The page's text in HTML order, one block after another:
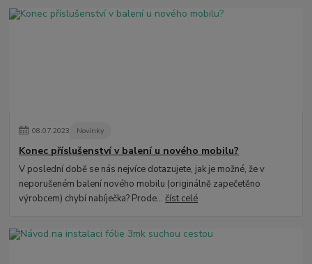
08.07.2023 Novinky
Konec příslušenství v balení u nového mobilu?
V poslední době se nás nejvíce dotazujete, jak je možné, že v
neporušeném balení nového mobilu (originálně zapečetěno
výrobcem) chybí nabíječka? Prode...číst celé